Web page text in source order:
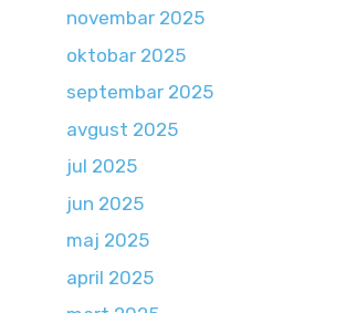
novembar 2025
oktobar 2025
septembar 2025
avgust 2025
jul 2025
jun 2025
maj 2025
april 2025